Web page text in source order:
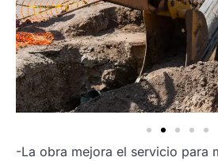
-La obra mejora el servicio para